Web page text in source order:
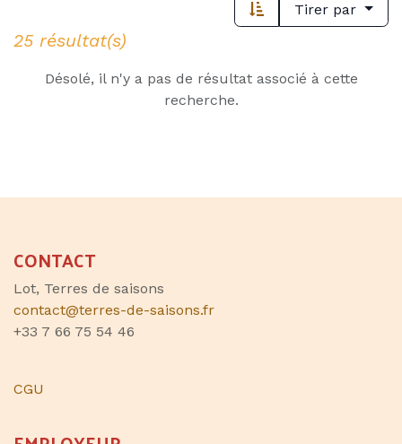
Tirer par
25 résultat(s)
Désolé, il n'y a pas de résultat associé à cette
recherche.
CONTACT
Lot, Terres de saisons
contact@terres-de-saisons.fr
+33 7 66 75 54 46
CGU